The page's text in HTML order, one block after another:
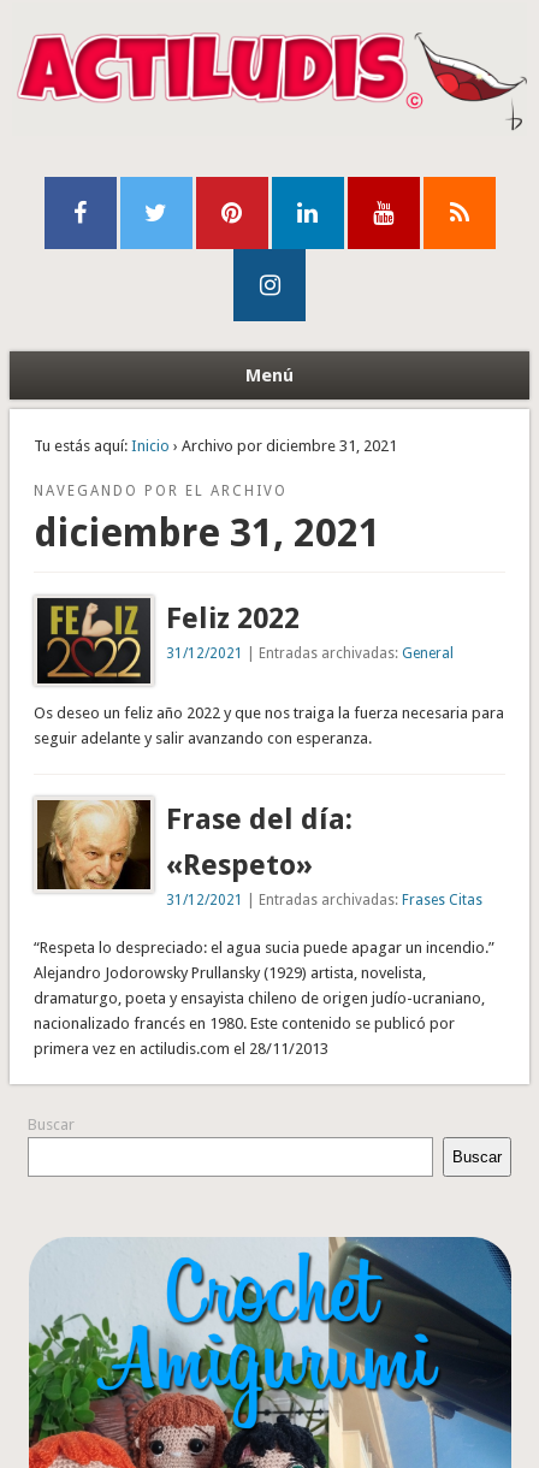
Menú
Tu estás aquí: Inicio › Archivo por diciembre 31, 2021
NAVEGANDO POR EL ARCHIVO
diciembre 31, 2021
Feliz 2022
31/12/2021 | Entradas archivadas:General
Os deseo un feliz año 2022 y que nos traiga la fuerza necesaria para
seguir adelante y salir avanzando con esperanza.
Frase del día:
«Respeto»
31/12/2021 | Entradas archivadas: Frases Citas
“Respeta lo despreciado: el agua sucia puede apagar un incendio.”
Alejandro Jodorowsky Prullansky (1929) artista, novelista,
dramaturgo, poeta y ensayista chileno de origen judío-ucraniano,
nacionalizado francés en 1980. Este contenido se publicó por
primera vez en actiludis.com el 28/11/2013
Buscar
Buscar